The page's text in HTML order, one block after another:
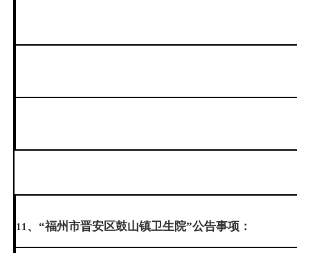
11 、“福州市晋安区鼓山镇卫生院”公告事项：